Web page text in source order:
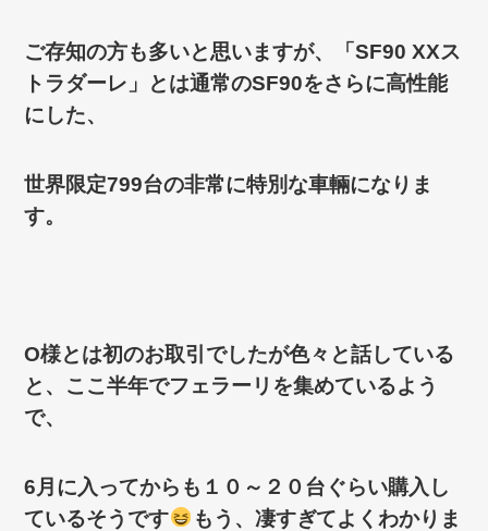
ご存知の方も多いと思いますが、「SF90 XXス
トラダーレ」とは通常のSF90をさらに高性能
にした、
世界限定799台の非常に特別な車輛になりま
す。
O様とは初のお取引でしたが色々と話している
と、ここ半年でフェラーリを集めているよう
で、
6月に入ってからも１０～２０台ぐらい購入し
ているそうです
もう、凄すぎてよくわかりま